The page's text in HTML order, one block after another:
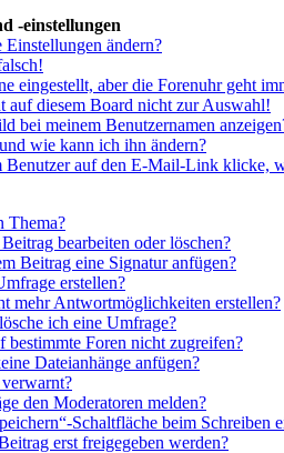
-einstellungen
ändern?
eingestellt, aber die Forenuhr geht
auf diesem Board nicht zur Auswahl!
bei meinem Benutzernamen
wie kann ich ihn ändern?
Benutzer auf den E-Mail-Link klicke,
Thema?
bearbeiten oder löschen?
Beitrag eine Signatur anfügen?
erstellen?
mehr Antwortmöglichkeiten erstellen?
ich eine Umfrage?
bestimmte Foren nicht zugreifen?
Dateianhänge anfügen?
den Moderatoren melden?
Schaltfläche beim Schreiben
erst freigegeben werden?